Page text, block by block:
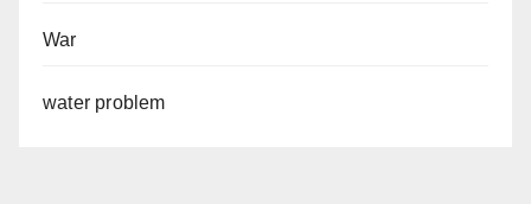
War
water problem